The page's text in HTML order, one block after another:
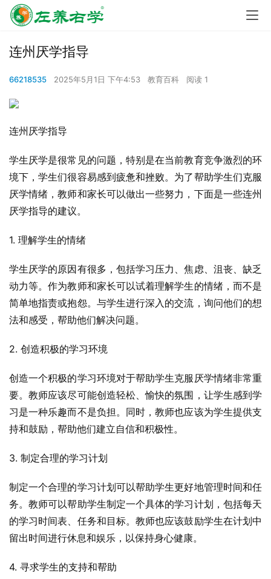
连州厌学指导
66218535 2025年5月1日 下午4:53 教育百科 阅读 1
连州厌学指导
学生厌学是很常见的问题，特别是在当前教育竞争激烈的环
境下，学生们很容易感到疲惫和挫败。为了帮助学生们克服
厌学情绪，教师和家长可以做出一些努力，下面是一些连州
厌学指导的建议。
1. 理解学生的情绪
学生厌学的原因有很多，包括学习压力、焦虑、沮丧、缺乏
动力等。作为教师和家长可以试着理解学生的情绪，而不是
简单地指责或抱怨。与学生进行深入的交流，询问他们的想
法和感受，帮助他们解决问题。
2. 创造积极的学习环境
创造一个积极的学习环境对于帮助学生克服厌学情绪非常重
要。教师应该尽可能创造轻松、愉快的氛围，让学生感到学
习是一种乐趣而不是负担。同时，教师也应该为学生提供支
持和鼓励，帮助他们建立自信和积极性。
3. 制定合理的学习计划
制定一个合理的学习计划可以帮助学生更好地管理时间和任
务。教师可以帮助学生制定一个具体的学习计划，包括每天
的学习时间表、任务和目标。教师也应该鼓励学生在计划中
留出时间进行休息和娱乐，以保持身心健康。
4. 寻求学生的支持和帮助